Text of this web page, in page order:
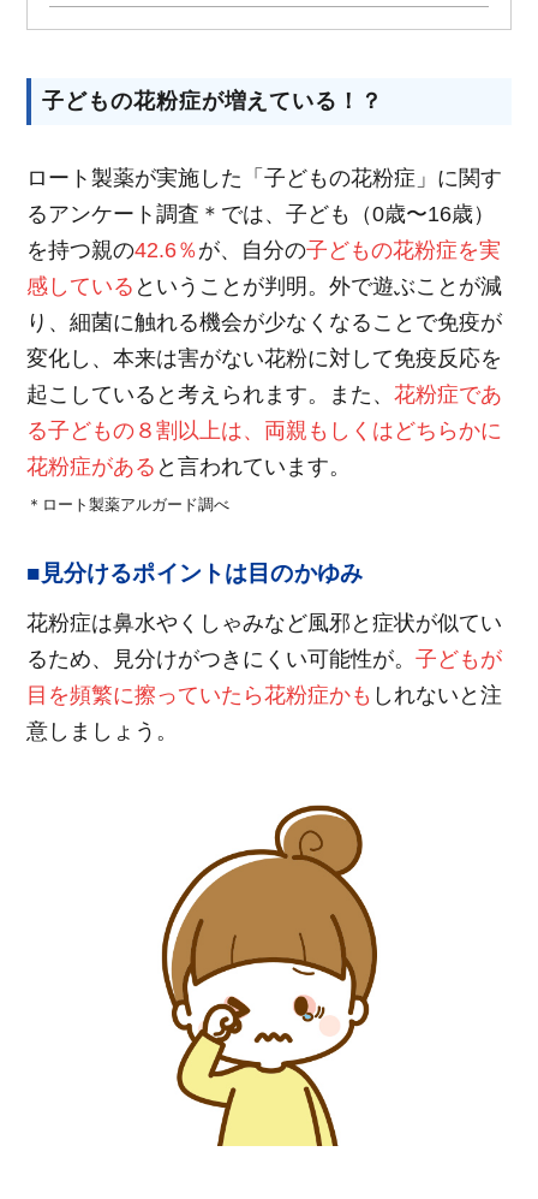
その他
お悩み・用途から探す
ブランドから探す
キャンペーンから探す
ご利用環境
子どもの花粉症が増えている！？
ロート製薬が実施した「子どもの花粉症」に関す
るアンケート調査＊では、子ども（0歳〜16歳）
を持つ親の42.6％ が、自分の子どもの花粉症を実
感している ということが判明。外で遊ぶことが減
り、細菌に触れる機会が少なくなることで免疫が
変化し、本来は害がない花粉に対して免疫反応を
起こしていると考えられます。また、花粉症であ
る子どもの８割以上は、両親もしくはどちらかに
花粉症がある と言われています。
＊ロート製薬アルガード調べ
■見分けるポイントは目のかゆみ
花粉症は鼻水やくしゃみなど風邪と症状が似てい
るため、見分けがつきにくい可能性が。子どもが
目を頻繁に擦っていたら花粉症かも しれないと注
意しましょう。